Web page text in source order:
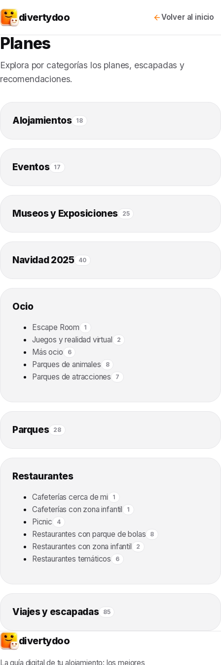
divertydoo Volver al inicio
Planes
Explora por categorías los planes, escapadas y
recomendaciones.
Alojamientos 18
Eventos 17
Museos y Exposiciones 25
Navidad 2025 40
Ocio
Escape Room 1
Juegos y realidad virtual 2
Más ocio 6
Parques de animales 8
Parques de atracciones 7
Parques 28
Restaurantes
Cafeterías cerca de mi 1
Cafeterías con zona infantil 1
Picnic 4
Restaurantes con parque de bolas 8
Restaurantes con zona infantil 2
Restaurantes temáticos 6
Viajes y escapadas 85
divertydoo
La guía digital de tu alojamiento: los mejores